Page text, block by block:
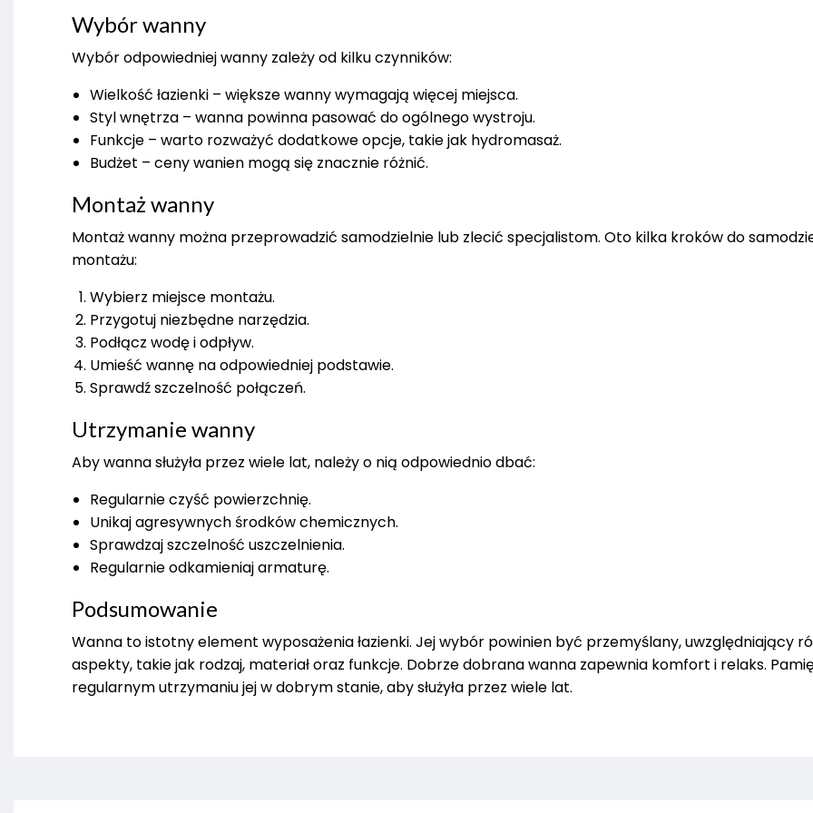
Wybór wanny
Wybór odpowiedniej wanny zależy od kilku czynników:
Wielkość łazienki – większe wanny wymagają więcej miejsca.
Styl wnętrza – wanna powinna pasować do ogólnego wystroju.
Funkcje – warto rozważyć dodatkowe opcje, takie jak hydromasaż.
Budżet – ceny wanien mogą się znacznie różnić.
Montaż wanny
Montaż wanny można przeprowadzić samodzielnie lub zlecić specjalistom. Oto kilka kroków do
montażu:
Wybierz miejsce montażu.
Przygotuj niezbędne narzędzia.
Podłącz wodę i odpływ.
Umieść wannę na odpowiedniej podstawie.
Sprawdź szczelność połączeń.
Utrzymanie wanny
Aby wanna służyła przez wiele lat, należy o nią odpowiednio dbać:
Regularnie czyść powierzchnię.
Unikaj agresywnych środków chemicznych.
Sprawdzaj szczelność uszczelnienia.
Regularnie odkamieniaj armaturę.
Podsumowanie
Wanna to istotny element wyposażenia łazienki. Jej wybór powinien być przemyślany, uwzględniający
aspekty, takie jak rodzaj, materiał oraz funkcje. Dobrze dobrana wanna zapewnia komfort i relaks.
regularnym utrzymaniu jej w dobrym stanie, aby służyła przez wiele lat.